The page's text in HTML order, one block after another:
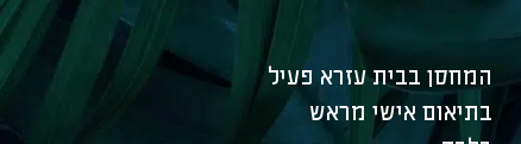
המחסן בבית עזרא פעיל
בתיאום אישי מראש